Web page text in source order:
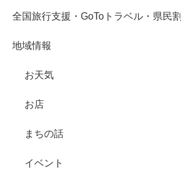
全国旅行支援・GoToトラベル・県民割
地域情報
お天気
お店
まちの話
イベント